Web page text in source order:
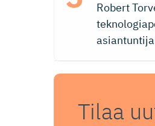
Robert
Tilaa